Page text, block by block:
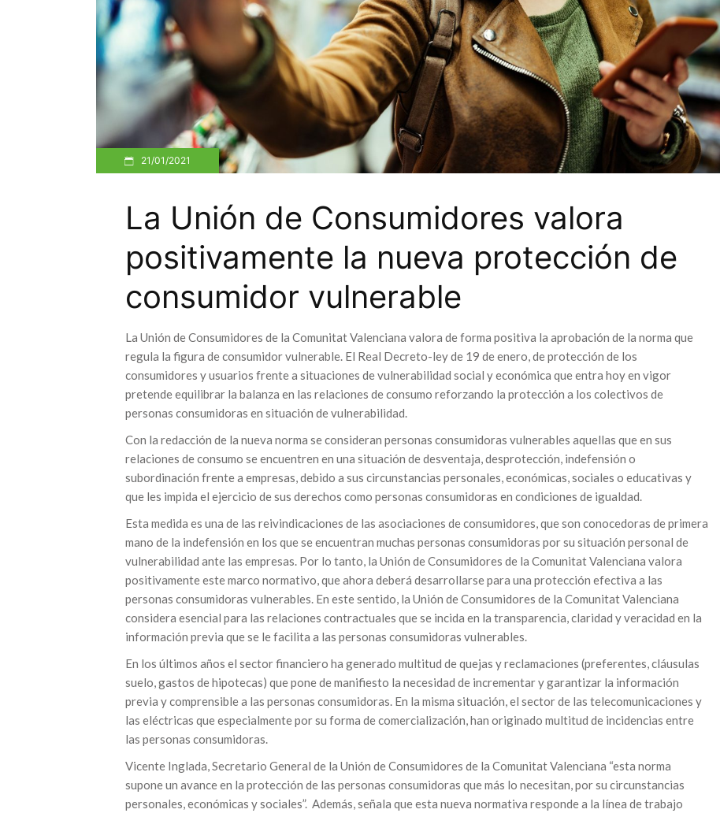
21/01/2021
La Unión de Consumidores valora
positivamente la nueva protección de
consumidor vulnerable
La Unión de Consumidores de la Comunitat Valenciana valora de forma positiva la aprobación de la norma que
regula la figura de consumidor vulnerable. El Real Decreto-ley de 19 de enero, de protección de los
consumidores y usuarios frente a situaciones de vulnerabilidad social y económica que entra hoy en vigor
pretende equilibrar la balanza en las relaciones de consumo reforzando la protección a los colectivos de
personas consumidoras en situación de vulnerabilidad.
Con la redacción de la nueva norma se consideran personas consumidoras vulnerables aquellas que en sus
relaciones de consumo se encuentren en una situación de desventaja, desprotección, indefensión o
subordinación frente a empresas, debido a sus circunstancias personales, económicas, sociales o educativas y
que les impida el ejercicio de sus derechos como personas consumidoras en condiciones de igualdad.
Esta medida es una de las reivindicaciones de las asociaciones de consumidores, que son conocedoras de primera
mano de la indefensión en los que se encuentran muchas personas consumidoras por su situación personal de
vulnerabilidad ante las empresas. Por lo tanto, la Unión de Consumidores de la Comunitat Valenciana valora
positivamente este marco normativo, que ahora deberá desarrollarse para una protección efectiva a las
personas consumidoras vulnerables. En este sentido, la Unión de Consumidores de la Comunitat Valenciana
considera esencial para las relaciones contractuales que se incida en la transparencia, claridad y veracidad en la
información previa que se le facilita a las personas consumidoras vulnerables.
En los últimos años el sector financiero ha generado multitud de quejas y reclamaciones (preferentes, cláusulas
suelo, gastos de hipotecas) que pone de manifiesto la necesidad de incrementar y garantizar la información
previa y comprensible a las personas consumidoras. En la misma situación, el sector de las telecomunicaciones y
las eléctricas que especialmente por su forma de comercialización, han originado multitud de incidencias entre
las personas consumidoras.
Vicente Inglada, Secretario General de la Unión de Consumidores de la Comunitat Valenciana “esta norma
supone un avance en la protección de las personas consumidoras que más lo necesitan, por su circunstancias
personales, económicas y sociales”. Además, señala que esta nueva normativa responde a la línea de trabajo